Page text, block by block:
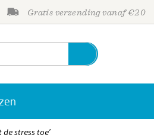
Gratis verzending vanaf €20
stress toe’
Personen